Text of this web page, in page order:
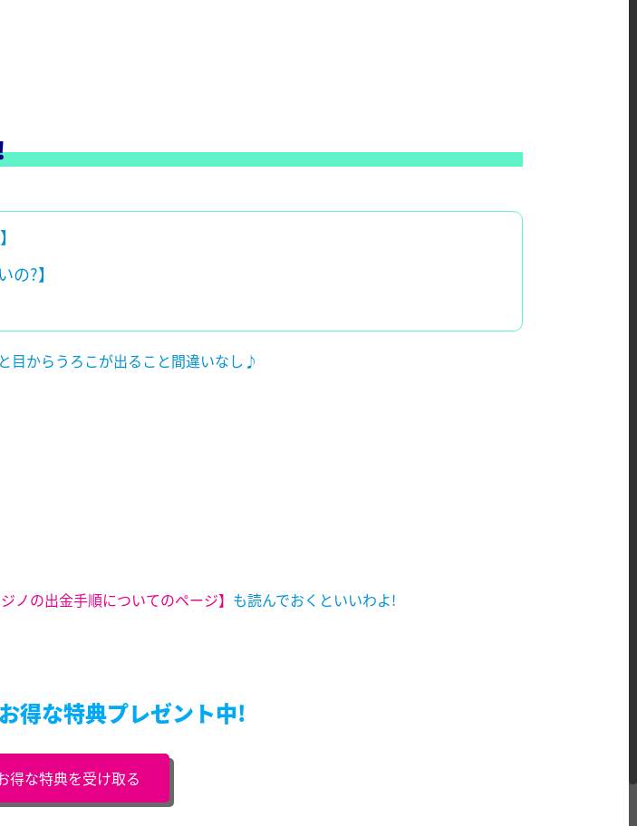
?】
目からうろこが出ること間違いなし♪
ノの出金手順についてのページ】 も読んでおくといいわよ!
得な特典プレゼント中!
得な特典を受け取る